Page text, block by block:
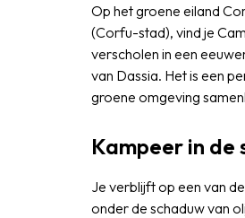
Op het groene eiland
(Corfu-stad), vind je
verscholen in een
van Dassia. Het is een
groene omgeving
Kampeer in de
Je verblijft op een van
onder de schaduw van